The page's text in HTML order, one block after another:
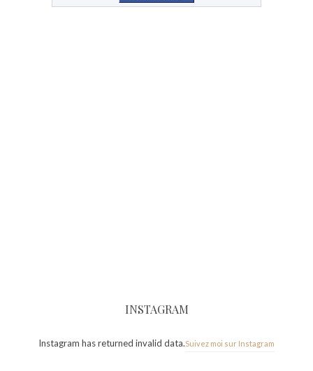
INSTAGRAM
Instagram has returned invalid data.Suivez moi sur Instagram